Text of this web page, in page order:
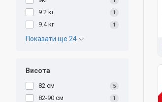
9.2 кг 1
9.4 кг 1
Показати ще 24
Висота
82 см 5
82-90 см 1